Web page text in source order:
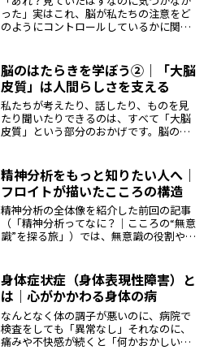
った」実はこれ、脳が私たちの注意をど
のようにコントロールしているかに関係
す。初心者の方にもわかりやすく、「注
意とは何か？」「どうして気...
脳のはたらきを学ぼう②｜「大脳
皮質」は人間らしさを支える
私たちが考えたり、話したり、ものを見
たり聞いたりできるのは、すべて「大脳
皮質」という部分のおかげです。脳の中
を支えています。この記事では、初心者
にもわかりやすく、大脳皮質...
精神分析をもっと知りたい人へ｜
フロイトが描いたこころの構造
精神分析の全体像を紹介した前回の記事
（「精神分析ってなに？｜こころの“無意
識”を探る旅」）では、無意識の役割や精
触れました。今回はそこから一歩進ん
で、精神分析の土台を築...
身体症状症（身体表現性障害）と
は｜心がかかわる身体の病
なんとなく体の調子が悪いのに、病院で
検査をしても「異常なし」それなのに、
痛みや不快感が続くと「何かおかしい